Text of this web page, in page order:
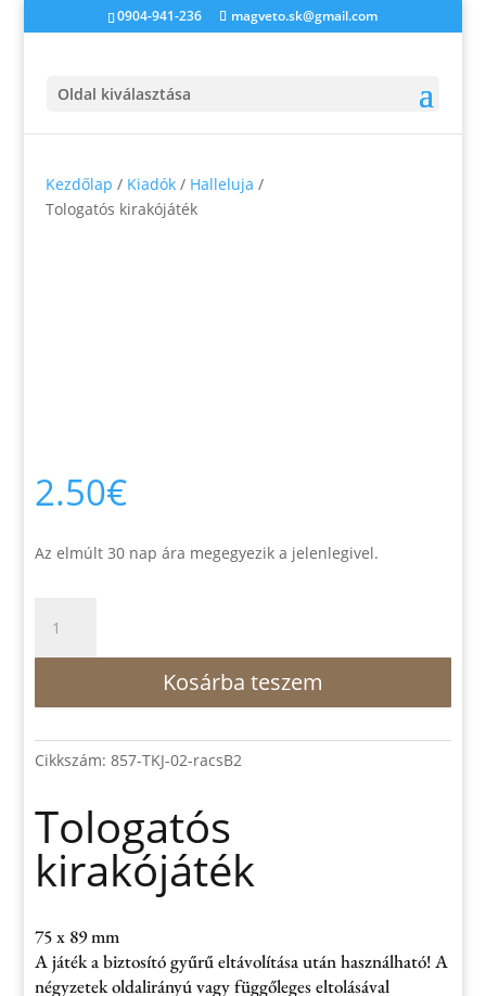
0904-941-236 magveto.sk@gmail.com
Oldal kiválasztása
Kezdőlap / Kiadók / Halleluja /
Tologatós kirakójáték
2.50€
Az elmúlt 30 nap ára megegyezik a jelenlegivel.
kirakójáték
mennyiség
Kosárba teszem
Cikkszám:857-TKJ-02-racsB2
Tologatós
kirakójáték
75 x 89 mm
A játék a biztosító gyűrű eltávolítása után használható! A
négyzetek oldalirányú vagy függőleges eltolásával